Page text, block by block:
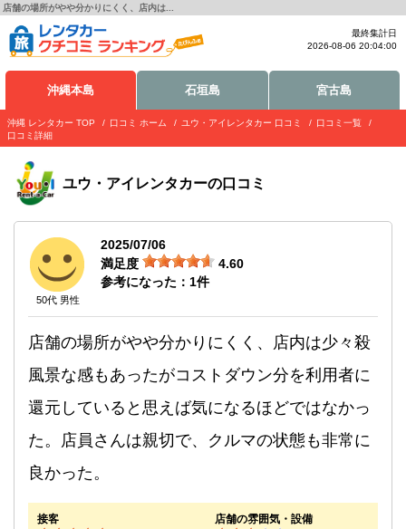
店舗の場所がやや分かりにくく、店内は...
最終集計日
2026-08-06 20:04:00
沖縄本島 石垣島 宮古島
沖縄 レンタカー TOP 口コミ ホーム ユウ・アイレンタカー 口コミ
口コミ一覧
口コミ詳細
ユウ・アイレンタカーの口コミ
50代 男性
2025/07/06
満足度
4.60
参考になった： 1件
店舗の場所がやや分かりにくく、店内は少々殺
風景な感もあったがコストダウン分を利用者に
還元していると思えば気になるほどではなかっ
た。店員さんは親切で、クルマの状態も非常に
良かった。
接客 店舗の雰囲気・設備